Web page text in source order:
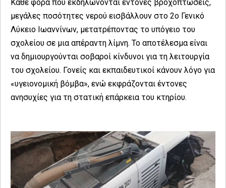
Κάθε φορά που εκδηλώνονται έντονες βροχοπτώσεις,
μεγάλες ποσότητες νερού εισβάλλουν στο 2ο Γενικό
Λύκειο Ιωαννίνων, μετατρέποντας το υπόγειο του
σχολείου σε μια απέραντη λίμνη. Το αποτέλεσμα είναι
να δημιουργούνται σοβαροί κίνδυνοι για τη λειτουργία
του σχολείου. Γονείς και εκπαιδευτικοί κάνουν λόγο για
«υγειονομική βόμβα», ενώ εκφράζονται έντονες
ανησυχίες για τη στατική επάρκεια του κτηρίου.